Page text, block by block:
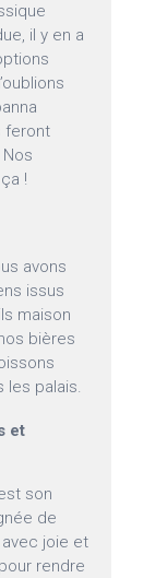
il y en a
feront
!
avons
issus
maison
bières
les palais.
et
son
de
joie et
rendre